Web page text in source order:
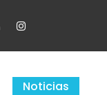
Noticias